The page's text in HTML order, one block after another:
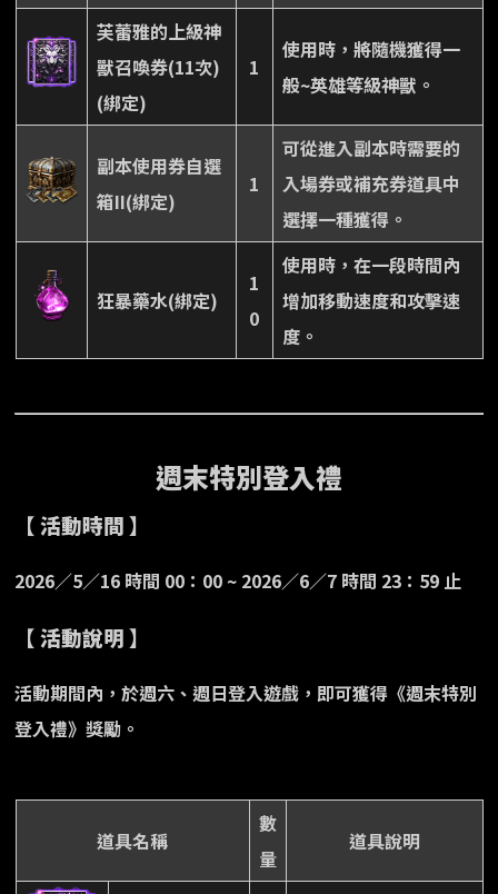
芙蕾雅的上級神
獸召喚券(11次)
(綁定)
1
使用時，將隨機獲得一
般~英雄等級神獸。
副本使用券自選
箱II(綁定)
1
可從進入副本時需要的
入場券或補充券道具中
選擇一種獲得。
狂暴藥水(綁定)
1
0
使用時，在一段時間內
增加移動速度和攻擊速
度。
週末特別登入禮
【 活動時間 】
2026／5／16 時間 00：00 ~ 2026／6／7 時間 23：59 止
【 活動說明 】
活動期間內，於週六、週日登入遊戲，即可獲得《週末特別
登入禮》獎勵。
道具名稱
數
量
道具說明